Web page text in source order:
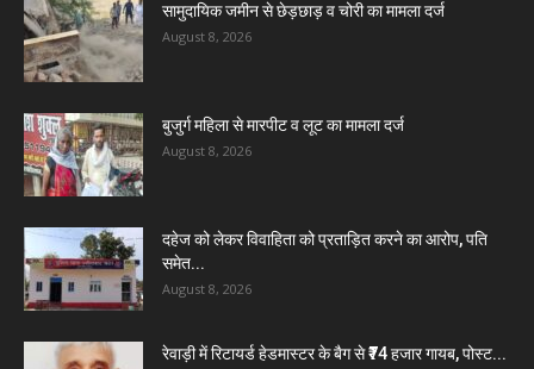
सामुदायिक जमीन से छेड़छाड़ व चोरी का मामला दर्ज
August 8, 2026
बुजुर्ग महिला से मारपीट व लूट का मामला दर्ज
August 8, 2026
दहेज को लेकर विवाहिता को प्रताड़ित करने का आरोप, पति
समेत...
August 8, 2026
रेवाड़ी में रिटायर्ड हेडमास्टर के बैग से ₹74 हजार गायब, पोस्ट...